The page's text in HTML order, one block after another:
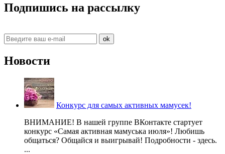
Подпишись на рассылку
ok
Новости
Конкурс для самых активных мамусек!
ВНИМАНИЕ! В нашей группе ВКонтакте стартует
конкурс «Самая активная мамуська июля»! Любишь
общаться? Общайся и выигрывай! Подробности - здесь.
...